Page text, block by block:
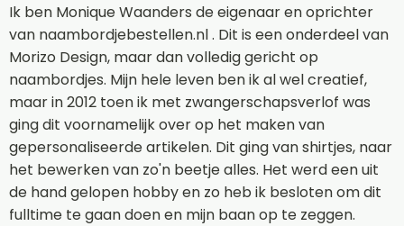
Ik ben Monique Waanders de eigenaar en oprichter
van naambordjebestellen.nl . Dit is een onderdeel van
Morizo Design, maar dan volledig gericht op
naambordjes. Mijn hele leven ben ik al wel creatief,
maar in 2012 toen ik met zwangerschapsverlof was
ging dit voornamelijk over op het maken van
gepersonaliseerde artikelen. Dit ging van shirtjes, naar
het bewerken van zo'n beetje alles. Het werd een uit
de hand gelopen hobby en zo heb ik besloten om dit
fulltime te gaan doen en mijn baan op te zeggen.